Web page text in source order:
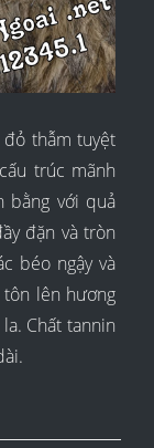
thẫm tuyệt
trúc mãnh
bằng với quả
đặn và tròn
béo ngậy và
lên hương
Chất tannin